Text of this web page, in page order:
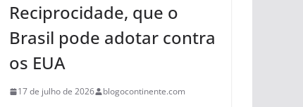
Reciprocidade, que o
Brasil pode adotar contra
os EUA
17 de julho de 2026 blogocontinente.com